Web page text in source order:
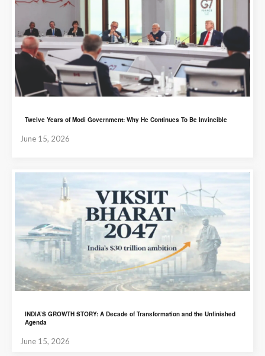
Twelve Years of Modi Government: Why He Continues To Be Invincible
June 15, 2026
INDIA’S GROWTH STORY: A Decade of Transformation and the Unfinished
Agenda
June 15, 2026